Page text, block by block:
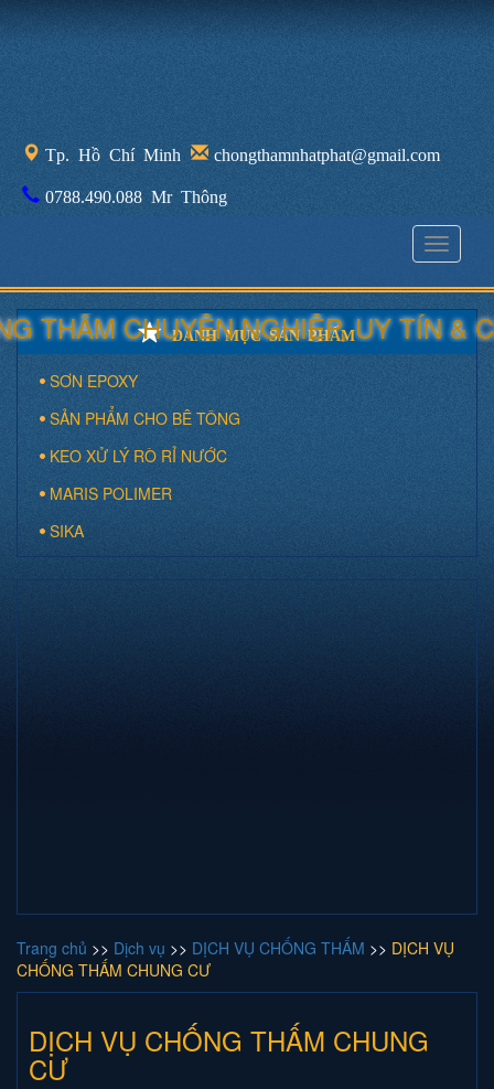
Tp. Hồ Chí Minh
chongthamnhatphat@gmail.com
0788.490.088 Mr Thông
Toggle
THẤM CHUYÊN NGHIỆP, UY TÍN &
DANH MỤC SẢN PHẨM
SƠN EPOXY
SẢN PHẨM CHO BÊ TÔNG
KEO XỬ LÝ RÒ RỈ NƯỚC
MARIS POLIMER
SIKA
Trang chủ >> Dịch vụ >> DỊCH VỤ CHỐNG THẤM >> DỊCH VỤ
CHỐNG THẤM CHUNG CƯ
DỊCH VỤ CHỐNG THẤM CHUNG
CƯ